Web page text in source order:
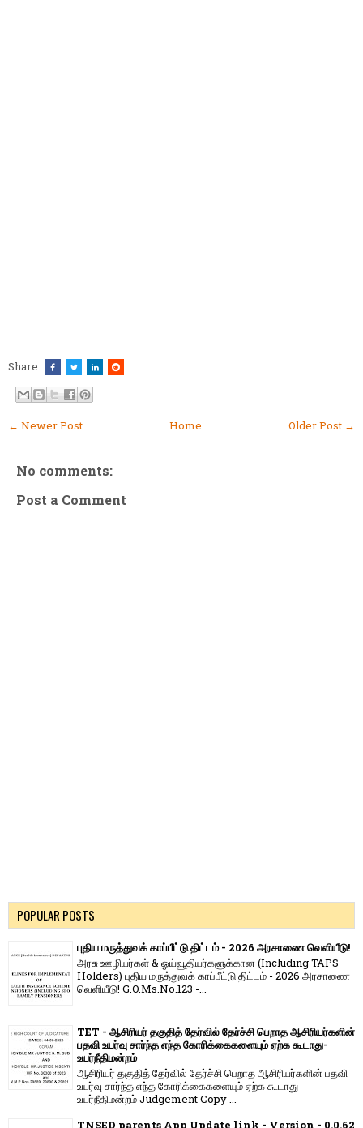
Share:
← Newer Post Older Post →
Home
No comments:
Post a Comment
POPULAR POSTS
புதிய மருத்துவக் காப்பீட்டு திட்டம் - 2026 அரசாணை வெளியீடு!
அரசு ஊழியர்கள் & ஓய்வூதியர்களுக்கான (Including TAPS
Holders) புதிய மருத்துவக் காப்பீட்டு திட்டம் - 2026 அரசாணை
வெளியீடு! G.O.Ms.No.123 -...
TET - ஆசிரியர் தகுதித் தேர்வில் தேர்ச்சி பெறாத ஆசிரியர்களின்
பதவி உயர்வு சார்ந்த எந்த கோரிக்கைகளையும் ஏற்க கூடாது-
உயர்நீதிமன்றம்
ஆசிரியர் தகுதித் தேர்வில் தேர்ச்சி பெறாத ஆசிரியர்களின் பதவி
உயர்வு சார்ந்த எந்த கோரிக்கைகளையும் ஏற்க கூடாது-
உயர்நீதிமன்றம் Judgement Copy ...
TNSED parents App Update link - Version - 0.0.62